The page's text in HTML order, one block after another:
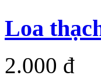
Loa
2.000 đ